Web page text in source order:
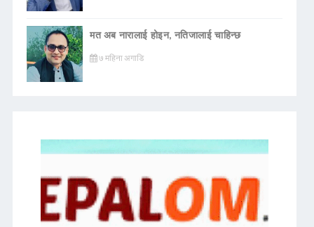
मत अब नारालाई होइन, नतिजालाई चाहिन्छ
७ महिना अगाडि